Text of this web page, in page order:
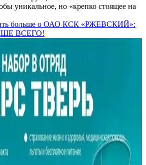
уникальное, но «крепко стоящее на
больше о ОАО КСК «РЖЕВСКИЙ»:
ВСЕГО!